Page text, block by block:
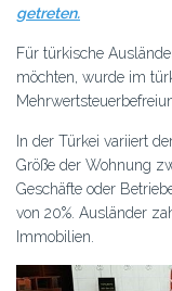
getreten.
Für türkische
möchten, wurde im
In der Türkei variiert
Größe der Wohnung
Geschäfte oder
von 20%. Ausländer
Immobilien.